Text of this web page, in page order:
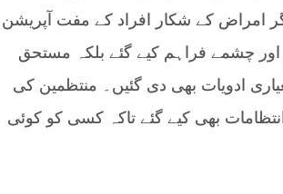
امراض کے شکار افراد کے مفت آپریشن
چشمے فراہم کیے گئے بلکہ مستحق
ادویات بھی دی گئیں۔ منتظمین کی
بھی کیے گئے تاکہ کسی کو کوئی